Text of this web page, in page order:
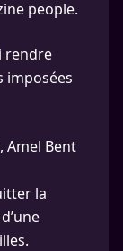
people.
rendre
imposées
Amel Bent
la